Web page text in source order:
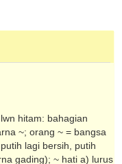
hitam: bahagian
~; orang ~ = bangsa
lagi bersih, putih
gading); ~ hati a) lurus